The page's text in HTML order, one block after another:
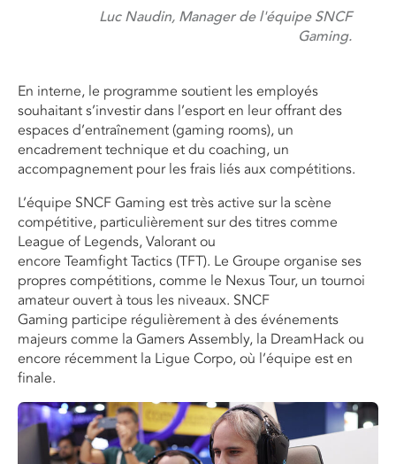
Luc Naudin, Manager de l'équipe SNCF
Gaming.
En interne, le programme soutient les employés
souhaitant s’investir dans l’esport en leur offrant des
espaces d’entraînement (gaming rooms), un
encadrement technique et du coaching, un
accompagnement pour les frais liés aux compétitions.
L’équipe SNCF Gaming est très active sur la scène
compétitive, particulièrement sur des titres comme
League of Legends, Valorant ou
encore Teamfight Tactics (TFT). Le Groupe organise ses
propres compétitions, comme le Nexus Tour, un tournoi
amateur ouvert à tous les niveaux. SNCF
Gaming participe régulièrement à des événements
majeurs comme la Gamers Assembly, la DreamHack ou
encore récemment la Ligue Corpo, où l’équipe est en
finale.